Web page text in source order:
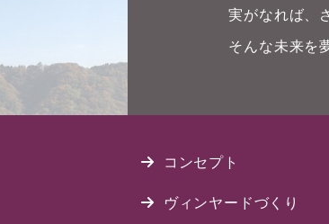
実がなれば、
そんな未来を
コンセプト
ヴィンヤードづくり